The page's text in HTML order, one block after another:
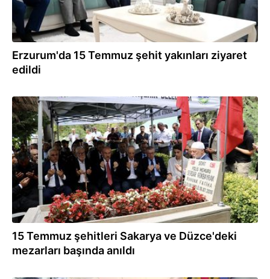
Erzurum'da 15 Temmuz şehit yakınları ziyaret
edildi
15.07.2024
15 Temmuz şehitleri Sakarya ve Düzce'deki
mezarları başında anıldı